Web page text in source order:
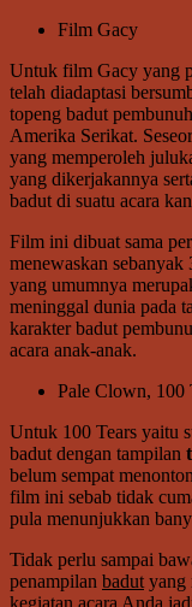
Film Gacy
Untuk film Gacy yang
telah diadaptasi
topeng badut
Amerika Serikat.
yang memperoleh
yang dikerjakannya
badut di suatu acara
Film ini dibuat sama
menewaskan sebanyak
yang umumnya
meninggal dunia pada
karakter badut
acara anak-anak.
Pale Clown, 100
Untuk 100 Tears yaitu
badut dengan tampilan
belum sempat
film ini sebab tidak
pula menunjukkan
Tidak perlu sampai
penampilan badut yang
kegiatan acara Anda